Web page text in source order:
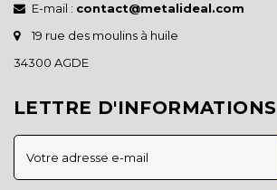
E-mail : contact@metalideal.com
19 rue des moulins à huile
34300 AGDE
LETTRE D'INFORMATIONS